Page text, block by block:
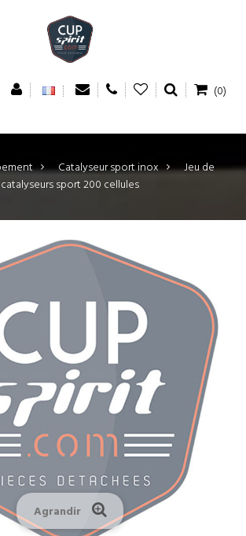
(0)
> Catalyseur sport inox >
Jeu de
catalyseurs sport 200 cellules
Agrandir